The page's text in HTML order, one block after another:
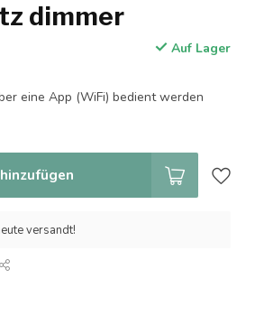
dimmer
Auf Lager
eine App (WiFi) bedient werden
versandt!